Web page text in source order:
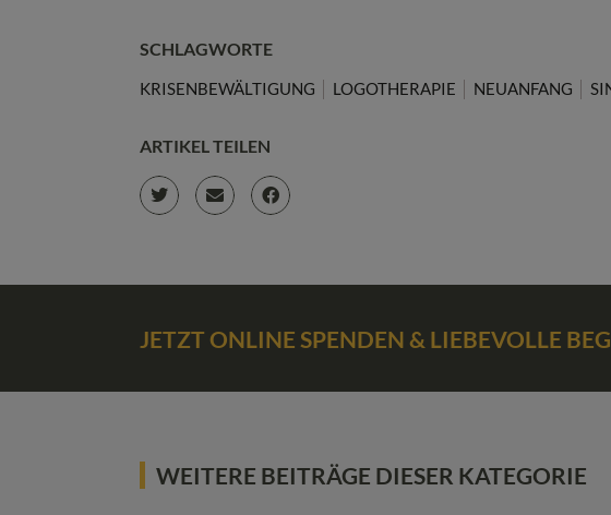
SCHLAGWORTE
KRISENBEWÄLTIGUNG LOGOTHERAPIE NEUANFANG
ARTIKEL TEILEN
JETZT ONLINE SPENDEN & LIEBEVOLLE
WEITERE BEITRÄGE DIESER KATEGORIE